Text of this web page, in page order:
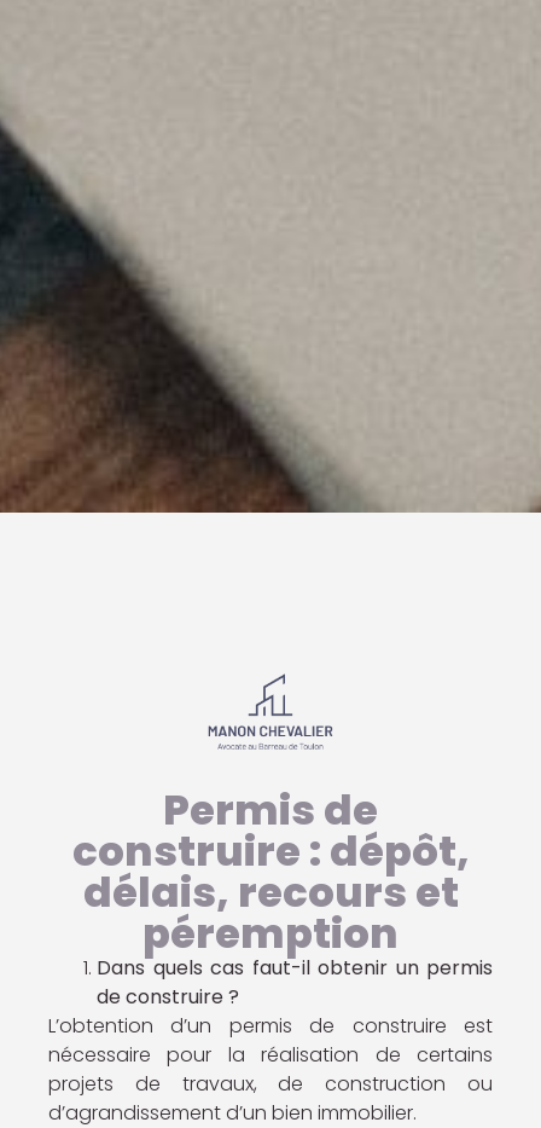
Permis de
construire : dépôt,
délais, recours et
péremption
Dans quels cas faut-il obtenir un permis
de construire ?
L’obtention d’un permis de construire est
nécessaire pour la réalisation de certains
projets de travaux, de construction ou
d’agrandissement d’un bien immobilier.